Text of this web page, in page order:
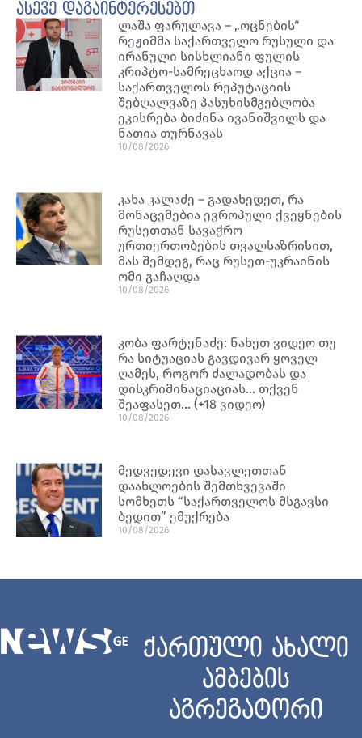
ასევე დაგაინტერესებთ
ლაშა ფარულავა – „ოცნების“
რეჟიმმა საქართველო რუსული და
ირანული სისხლიანი ფულის
კრიპტო-სამრეცხაოდ აქცია –
საქართველოს რეპუტაციის
შებღალვაზე პასუხისმგებლობა
ეკისრება ბიძინა ივანიშვილს და
ნათია თურნავას
10/08/2026
კახა კალაძე – გადახედეთ, რა
მონაცემებია ევროპული ქვეყნების
რუსეთთან სავაჭრო
ურთიერთობების თვალსაზრისით,
მას შემდეგ, რაც რუსეთ-უკრაინის
ომი გაჩაღდა
10/08/2026
კობა ფარტენაძე: ნახეთ ვიდეო თუ
რა სიტუაციას გავდივარ ყოველ
ღამეს, როგორ ძალადობას და
დისკრიმინაციაციას… თქვენ
შეაფასეთ… (+18 ვიდეო)
10/08/2026
მედვედევი დასავლეთთან
დაახლოების შემთხვევაში
სომხეთს “საქართველოს მსგავსი
ბედით” ემუქრება
10/08/2026
ქართული ახალი
ამბების
აგრეგატორი